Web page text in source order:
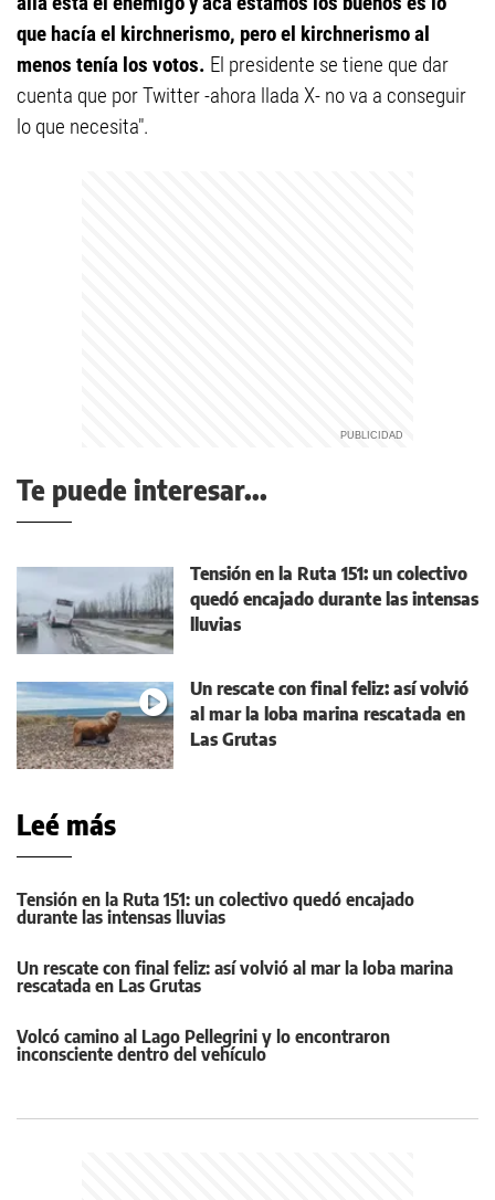
que hacía el kirchnerismo, pero el kirchnerismo al
menos tenía los votos. El presidente se tiene que dar
cuenta que por Twitter -ahora llada X- no va a conseguir
lo que necesita".
Te puede interesar...
Tensión en la Ruta 151: un colectivo
quedó encajado durante las intensas
lluvias
Un rescate con final feliz: así volvió
al mar la loba marina rescatada en
Las Grutas
Leé más
Tensión en la Ruta 151: un colectivo quedó encajado
durante las intensas lluvias
Un rescate con final feliz: así volvió al mar la loba marina
rescatada en Las Grutas
Volcó camino al Lago Pellegrini y lo encontraron
inconsciente dentro del vehículo